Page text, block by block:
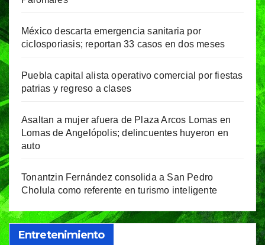
México descarta emergencia sanitaria por
ciclosporiasis; reportan 33 casos en dos meses
Puebla capital alista operativo comercial por fiestas
patrias y regreso a clases
Asaltan a mujer afuera de Plaza Arcos Lomas en
Lomas de Angelópolis; delincuentes huyeron en
auto
Tonantzin Fernández consolida a San Pedro
Cholula como referente en turismo inteligente
Entretenimiento